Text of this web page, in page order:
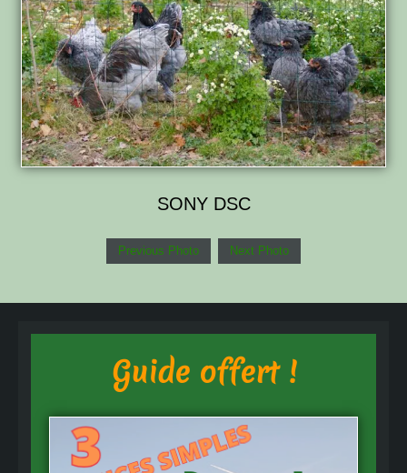
SONY DSC
Previous Photo Next Photo
Guide offert !